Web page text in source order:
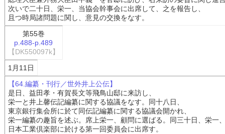
次いで二十日、栄一、当協会幹事会に出席して、之を報告し、
且つ時局諸問題に関し、意見の交換をなす。
第55巻
p.488-p.489
【DK550097k】
1月11日
【64.編纂・刊行／世外井上公伝】
是日、益田孝・有賀長文等飛鳥山邸に来訪し、
栄一と井上馨伝記編纂に関する協議をなす。同十八日、
東京銀行集会所に於て同伝記編纂に関する協議会開かれ、
栄一編纂の趣旨を述ぶ。席上栄一、顧問に選ばる。同三十日、栄一
日本工業倶楽部に於ける第一回委員会に出席す。